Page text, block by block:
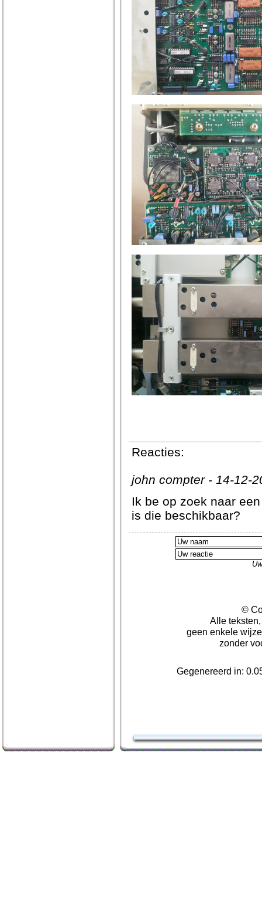
Reacties:
john compter - 14-12-
Ik be op zoek naar
is die beschikbaar?
©
Alle
geen enkele
zonder
Gegenereerd in: